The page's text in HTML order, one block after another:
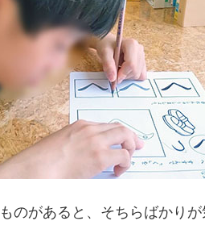
のがあると、そちらばかり